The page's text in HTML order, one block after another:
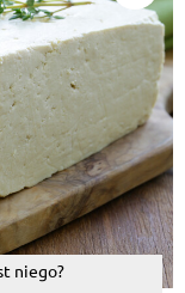
niego?